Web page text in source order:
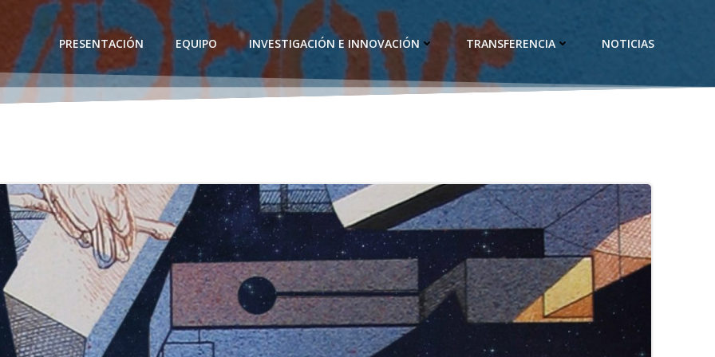
PRESENTACIÓN EQUIPO INVESTIGACIÓN E INNOVACIÓN TRANSFERENCIA NOTICIAS